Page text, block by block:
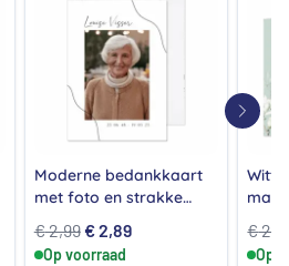
Moderne bedankkaart
met foto en strakke
€2,99 Oorspronkelijke
prijs
€2,89Huidige
Op voorraad
€
Op